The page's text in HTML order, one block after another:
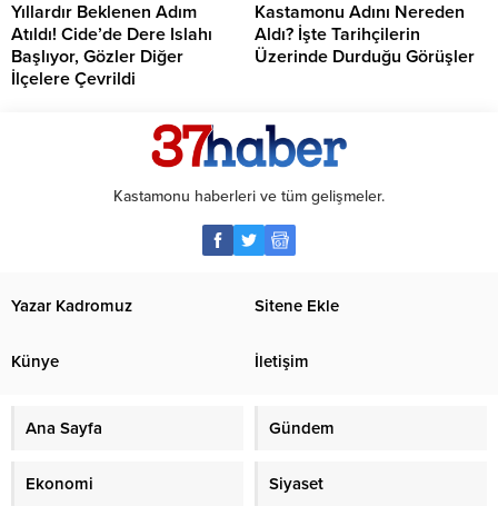
Yıllardır Beklenen Adım
Atıldı! Cide’de Dere Islahı
Başlıyor, Gözler Diğer
İlçelere Çevrildi
Kastamonu Adını Nereden
Aldı? İşte Tarihçilerin
Üzerinde Durduğu Görüşler
Kastamonu haberleri ve tüm gelişmeler.
Yazar Kadromuz Sitene Ekle
Künye İletişim
Ana Sayfa Gündem
Ekonomi Siyaset